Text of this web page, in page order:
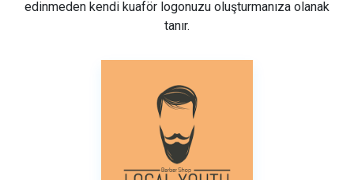
edinmeden kendi kuaför logonuzu oluşturmanıza olanak
tanır.